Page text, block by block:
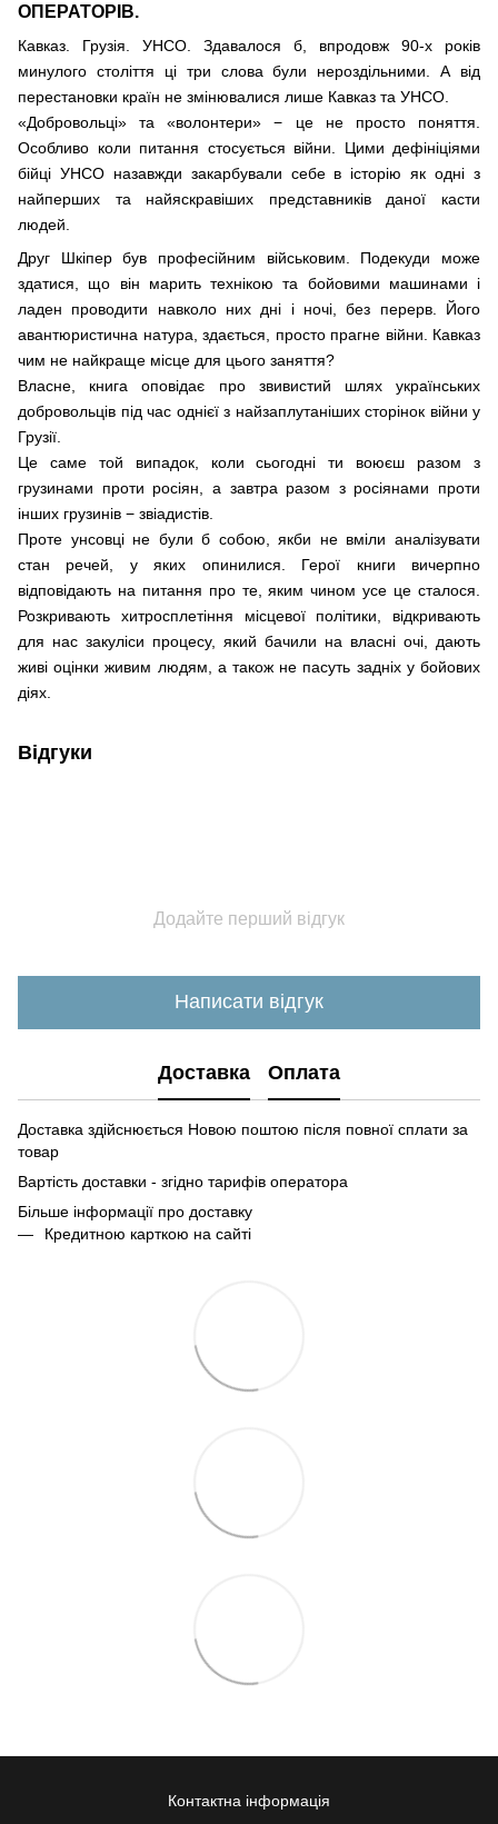
ОПЕРАТОРІВ.
Кавказ. Грузія. УНСО. Здавалося б, впродовж 90-х років
минулого століття ці три слова були нероздільними. А від
перестановки країн не змінювалися лише Кавказ та УНСО.
«Добровольці» та «волонтери» − це не просто поняття.
Особливо коли питання стосується війни. Цими дефініціями
бійці УНСО назавжди закарбували себе в історію як одні з
найперших та найяскравіших представників даної касти
людей.
Друг Шкіпер був професійним військовим. Подекуди може
здатися, що він марить технікою та бойовими машинами і
ладен проводити навколо них дні і ночі, без перерв. Його
авантюристична натура, здається, просто прагне війни. Кавказ
чим не найкраще місце для цього заняття?
Власне, книга оповідає про звивистий шлях українських
добровольців під час однієї з найзаплутаніших сторінок війни у
Грузії.
Це саме той випадок, коли сьогодні ти воюєш разом з
грузинами проти росіян, а завтра разом з росіянами проти
інших грузинів − звіадистів.
Проте унсовці не були б собою, якби не вміли аналізувати
стан речей, у яких опинилися. Герої книги вичерпно
відповідають на питання про те, яким чином усе це сталося.
Розкривають хитросплетіння місцевої політики, відкривають
для нас закуліси процесу, який бачили на власні очі, дають
живі оцінки живим людям, а також не пасуть задніх у бойових
діях.
Відгуки
Додайте перший відгук
Написати відгук
Доставка Оплата
Доставка здійснюється Новою поштою після повної сплати за
товар
Вартість доставки - згідно тарифів оператора
Більше інформації про доставку
Кредитною карткою на сайті
Контактна інформація